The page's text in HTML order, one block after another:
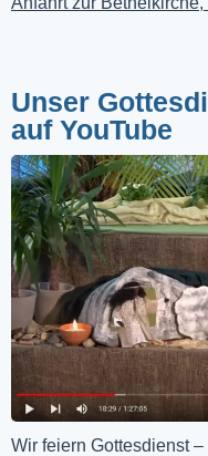
Unser
auf YouTube
Wir feiern Gottesdienst